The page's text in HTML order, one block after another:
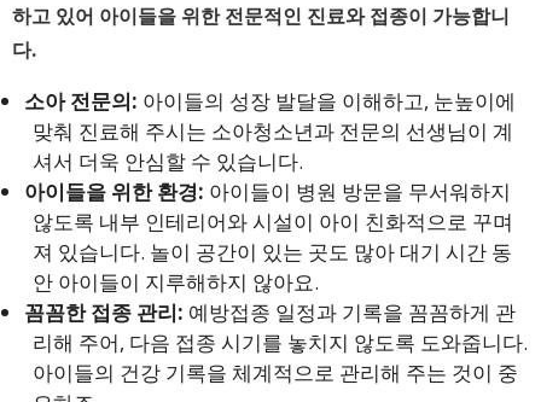
하고 있어 아이들을 위한 전문적인 진료와 접종이 가능합니
다.
소아 전문의: 아이들의 성장 발달을 이해하고, 눈높이에
맞춰 진료해 주시는 소아청소년과 전문의 선생님이 계
셔서 더욱 안심할 수 있습니다.
아이들을 위한 환경: 아이들이 병원 방문을 무서워하지
않도록 내부 인테리어와 시설이 아이 친화적으로 꾸며
져 있습니다. 놀이 공간이 있는 곳도 많아 대기 시간 동
안 아이들이 지루해하지 않아요.
꼼꼼한 접종 관리: 예방접종 일정과 기록을 꼼꼼하게 관
리해 주어, 다음 접종 시기를 놓치지 않도록 도와줍니다.
아이들의 건강 기록을 체계적으로 관리해 주는 것이 중